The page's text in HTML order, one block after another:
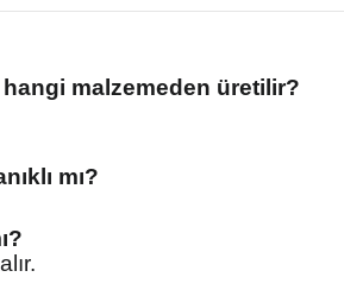
malzemeden üretilir?
mı?